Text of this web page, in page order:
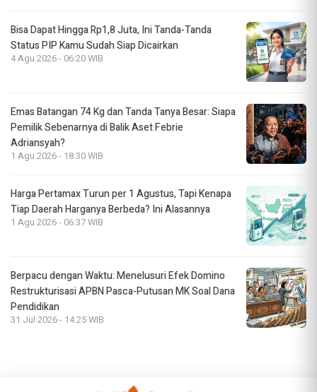
Bisa Dapat Hingga Rp1,8 Juta, Ini Tanda-Tanda
Status PIP Kamu Sudah Siap Dicairkan
4 Agu 2026 - 06:20 WIB
Emas Batangan 74 Kg dan Tanda Tanya Besar: Siapa
Pemilik Sebenarnya di Balik Aset Febrie
Adriansyah?
1 Agu 2026 - 18:30 WIB
Harga Pertamax Turun per 1 Agustus, Tapi Kenapa
Tiap Daerah Harganya Berbeda? Ini Alasannya
1 Agu 2026 - 06:37 WIB
Berpacu dengan Waktu: Menelusuri Efek Domino
Restrukturisasi APBN Pasca-Putusan MK Soal Dana
Pendidikan
31 Jul 2026 - 14:25 WIB